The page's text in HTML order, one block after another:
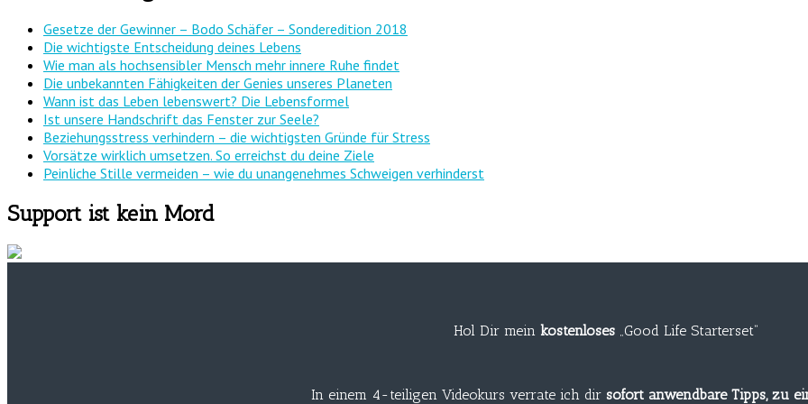
Gesetze der Gewinner – Bodo Schäfer – Sonderedition 2018
Die wichtigste Entscheidung deines Lebens
Wie man als hochsensibler Mensch mehr innere Ruhe findet
Die unbekannten Fähigkeiten der Genies unseres Planeten
Wann ist das Leben lebenswert? Die Lebensformel
Ist unsere Handschrift das Fenster zur Seele?
Beziehungsstress verhindern – die wichtigsten Gründe für Stress
Vorsätze wirklich umsetzen. So erreichst du deine Ziele
Peinliche Stille vermeiden – wie du unangenehmes Schweigen verhinderst
Support ist kein Mord
Hol Dir mein kostenloses „Good Life Starterset“
In einem 4-teiligen Videokurs verrate ich dir sofort anwendbare Tipps, zu